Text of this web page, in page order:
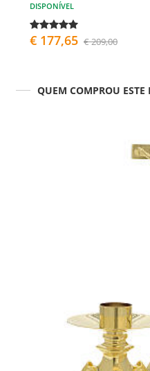
DISPONÍVEL
€ 177,65 € 209,00
QUEM COMPROU